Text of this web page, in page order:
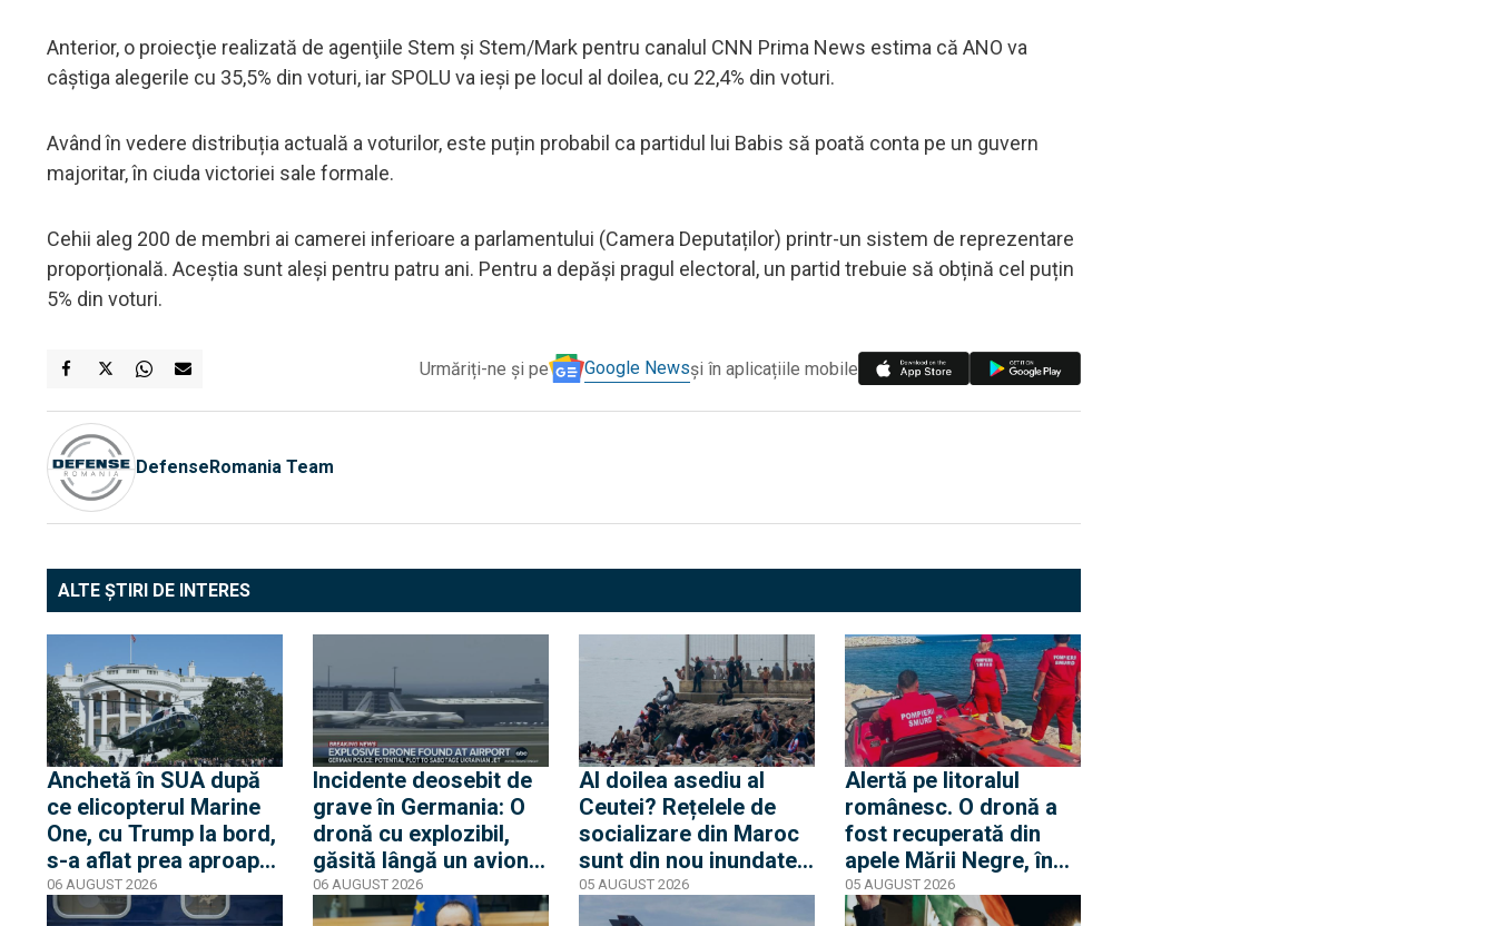
Anterior, o proiecţie realizată de agenţiile Stem şi Stem/Mark pentru canalul CNN Prima News estima că ANO va
câştiga alegerile cu 35,5% din voturi, iar SPOLU va ieşi pe locul al doilea, cu 22,4% din voturi.
Având în vedere distribuția actuală a voturilor, este puțin probabil ca partidul lui Babis să poată conta pe un guvern
majoritar, în ciuda victoriei sale formale.
Cehii aleg 200 de membri ai camerei inferioare a parlamentului (Camera Deputaților) printr-un sistem de reprezentare
proporțională. Aceștia sunt aleși pentru patru ani. Pentru a depăși pragul electoral, un partid trebuie să obțină cel puțin
5% din voturi.
Urmăriți-ne și pe Google Newsși în aplicațiile mobile
DefenseRomania Team
ALTE ȘTIRI DE INTERES
Anchetă în SUA după
ce elicopterul Marine
One, cu Trump la bord,
s-a aflat prea aproape
de un avion de linie.
Casa Albă transmite
06 AUGUST 2026
Incidente deosebit de
grave în Germania: O
dronă cu explozibil,
găsită lângă un avion
ucrainean, în timp ce
un alt avion de marfă
06 AUGUST 2026
Al doilea asediu al
Ceutei? Rețelele de
socializare din Maroc
sunt din nou inundate
de mesaje pentru o
nouă mobilizare către
05 AUGUST 2026
Alertă pe litoralul
românesc. O dronă a
fost recuperată din
apele Mării Negre, în
apropierea plajei Loft
din Mamaia
05 AUGUST 2026